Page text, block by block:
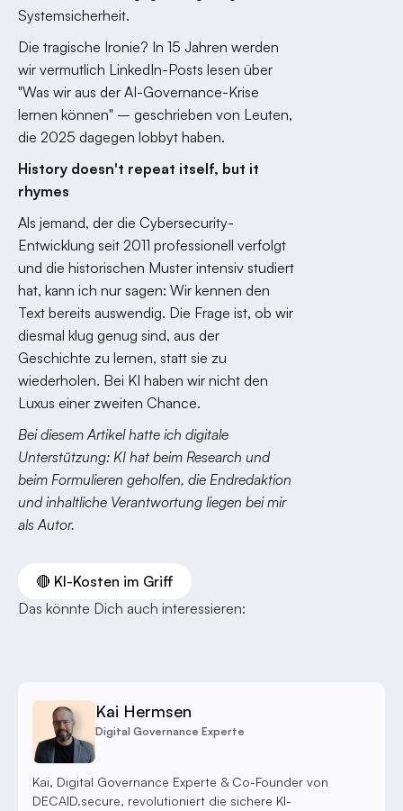
Systemsicherheit.
Die tragische Ironie? In 15 Jahren werden
wir vermutlich LinkedIn-Posts lesen über
"Was wir aus der AI-Governance-Krise
lernen können" – geschrieben von Leuten,
die 2025 dagegen lobbyt haben.
History doesn't repeat itself, but it
rhymes
Als jemand, der die Cybersecurity-
Entwicklung seit 2011 professionell verfolgt
und die historischen Muster intensiv studiert
hat, kann ich nur sagen: Wir kennen den
Text bereits auswendig. Die Frage ist, ob wir
diesmal klug genug sind, aus der
Geschichte zu lernen, statt sie zu
wiederholen. Bei KI haben wir nicht den
Luxus einer zweiten Chance.
Bei diesem Artikel hatte ich digitale
Unterstützung: KI hat beim Research und
beim Formulieren geholfen, die Endredaktion
und inhaltliche Verantwortung liegen bei mir
als Autor.
🔴 KI-Kosten im Griff
Das könnte Dich auch interessieren:
Kai Hermsen
Digital Governance Experte
Kai, Digital Governance Experte & Co-Founder von
DECAID.secure, revolutioniert die sichere KI-